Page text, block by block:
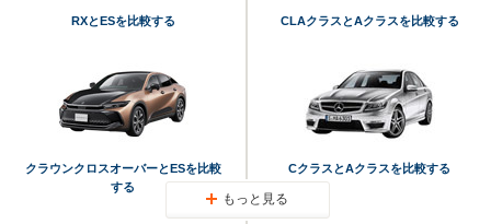
RXとESを比較する
クラウンクロスオーバーとESを比較
する
CLAクラスとAクラスを比較する
CクラスとAクラスを比較する
もっと見る